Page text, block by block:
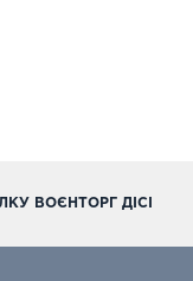
ВОЄНТОРГ ДІСІ